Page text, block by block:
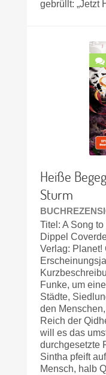
gebrüllt: „Jetzt
Heiße
Sturm
Titel: A Song
Dippel
Verlag: Planet!
Funke, um
Städte,
den
Reich der
will es das
durchgesetzte
Sintha pfeift
Mensch, halb